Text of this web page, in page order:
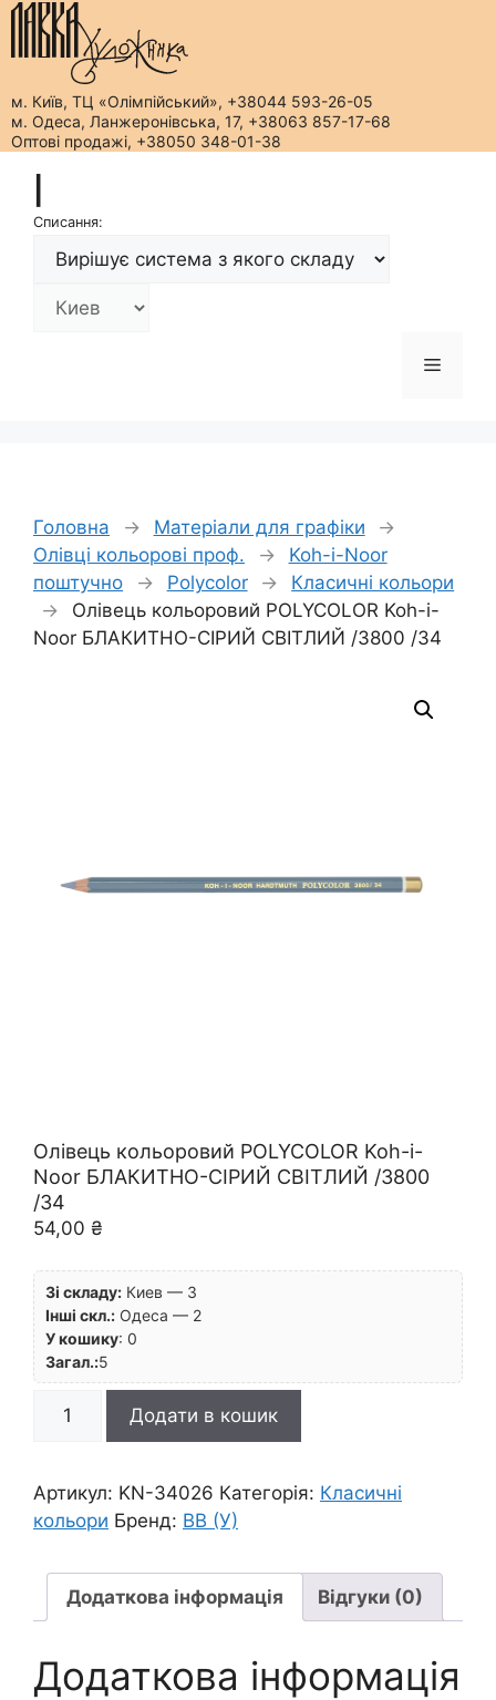
м. Київ, ТЦ «Олімпійський», +38044 593-26-05
м. Одеса, Ланжеронівська, 17, +38063 857-17-68
Оптові продажі, +38050 348-01-38
вмістуСписання:
Меню
Головна → Матеріали для графіки
→
Олівці кольорові проф.
→
Koh-i-Noor
поштучно
→ Polycolor →
Класичні кольори
→
Олівець кольоровий POLYCOLOR Koh-i-
Noor БЛАКИТНО-СІРИЙ СВІТЛИЙ /3800 /34
Олівець кольоровий POLYCOLOR Koh-i-
Noor БЛАКИТНО-СІРИЙ СВІТЛИЙ /3800
/34
54,00 ₴
Зі складу: Киев — 3
Інші скл.: Одеса — 2
У кошику: 0
Загал.:5
Олівець
кольоровий
Koh-
i-
БЛАКИТНО-
СІРИЙ
СВІТЛИЙ
/34
Додати в кошик
Артикул: KN-34026 Категорія: Класичні
кольори Бренд: ВВ (У)
Додаткова інформація Відгуки (0)
Додаткова інформація